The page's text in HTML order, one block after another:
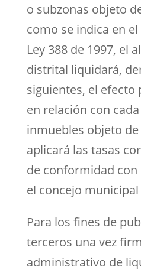
o subzonas objeto
como se indica en
Ley 388 de 1997, el
distrital liquidará,
siguientes, el efecto
en relación con
inmuebles objeto
aplicará las tasas
de conformidad
el concejo
Para los fines de
terceros una vez
administrativo de